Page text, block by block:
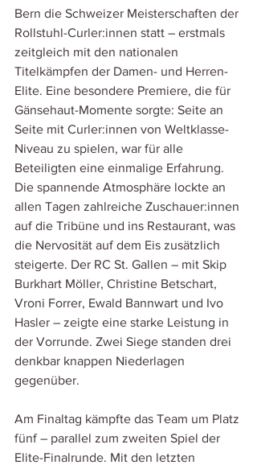
Bern die Schweizer Meisterschaften der
Rollstuhl-Curler:innen statt – erstmals
zeitgleich mit den nationalen
Titelkämpfen der Damen- und Herren-
Elite. Eine besondere Premiere, die für
Gänsehaut-Momente sorgte: Seite an
Seite mit Curler:innen von Weltklasse-
Niveau zu spielen, war für alle
Beteiligten eine einmalige Erfahrung.
Die spannende Atmosphäre lockte an
allen Tagen zahlreiche Zuschauer:innen
auf die Tribüne und ins Restaurant, was
die Nervosität auf dem Eis zusätzlich
steigerte. Der RC St. Gallen – mit Skip
Burkhart Möller, Christine Betschart,
Vroni Forrer, Ewald Bannwart und Ivo
Hasler – zeigte eine starke Leistung in
der Vorrunde. Zwei Siege standen drei
denkbar knappen Niederlagen
gegenüber.
Am Finaltag kämpfte das Team um Platz
fünf – parallel zum zweiten Spiel der
Elite-Finalrunde. Mit den letzten